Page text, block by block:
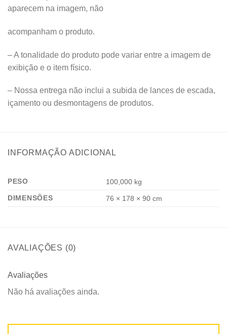
aparecem na imagem, não
acompanham o produto.
– A tonalidade do produto pode variar entre a imagem de
exibição e o item físico.
– Nossa entrega não inclui a subida de lances de escada,
içamento ou desmontagens de produtos.
INFORMAÇÃO ADICIONAL
PESO
100,000 kg
DIMENSÕES
76 × 178 × 90 cm
AVALIAÇÕES (0)
Avaliações
Não há avaliações ainda.